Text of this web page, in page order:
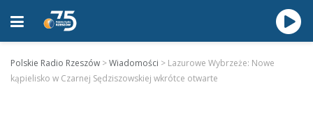
Polskie Radio Rzeszów >Wiadomości > Lazurowe Wybrzeże: Nowe
kąpielisko w Czarnej Sędziszowskiej wkrótce otwarte